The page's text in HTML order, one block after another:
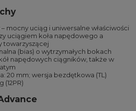
mocny uciąg i uniwersalne właściwości
uciągiem koła napędowego a
towarzyszącej
(bias) o wytrzymałych bokach
napędowych ciągników, także w
20 mm; wersja bezdętkowa (TL)
(12PR)